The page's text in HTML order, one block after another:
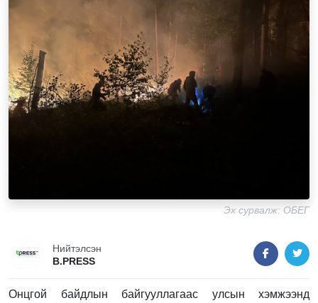
Эх сурвалж: ОБЕГ
Нийтэлсэн
B.PRESS
Онцгой байдлын байгууллагаас улсын хэмжээнд